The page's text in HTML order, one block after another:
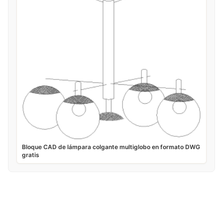
Bloque CAD de lámpara colgante multiglobo en formato DWG
gratis